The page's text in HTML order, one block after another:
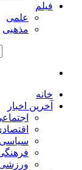
فیلم
علمی
مذهبی
خانه
آخرین اخبار
سیاسی